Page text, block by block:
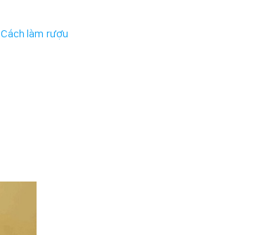
Cách làm rượu